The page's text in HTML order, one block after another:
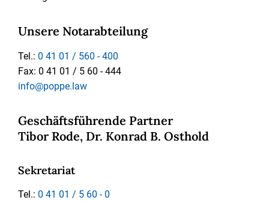
Unsere Notarabteilung
Tel.: 0 41 01 / 560 - 400
Fax: 0 41 01 / 5 60 - 444
info@poppe.law
Geschäftsführende Partner
Tibor Rode, Dr. Konrad B. Osthold
Sekretariat
Tel.: 0 41 01 / 5 60 - 0